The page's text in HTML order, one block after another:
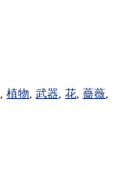
植物 武器 花 薔薇